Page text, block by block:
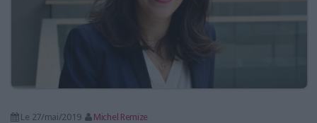
Le 27/mai/2019
Michel Remize